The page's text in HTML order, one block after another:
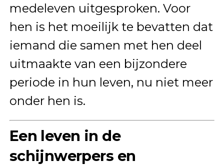
medeleven uitgesproken. Voor
hen is het moeilijk te bevatten dat
iemand die samen met hen deel
uitmaakte van een bijzondere
periode in hun leven, nu niet meer
onder hen is.
Een leven in de
schijnwerpers en